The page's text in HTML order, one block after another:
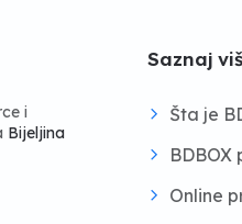
i
Bijeljina
Saznaj
Šta je
BDBOX
Online